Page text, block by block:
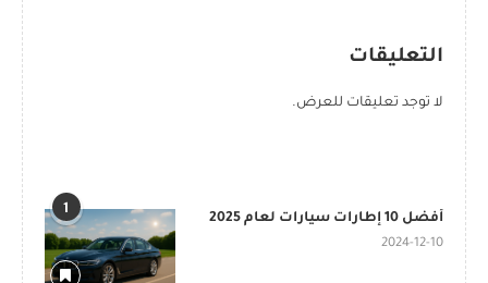
التعليقات
لا توجد تعليقات للعرض.
1
أفضل 10 إطارات سيارات لعام 2025
2024-12-10